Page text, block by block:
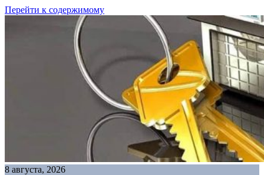
Перейти к содержимому
8 августа, 2026